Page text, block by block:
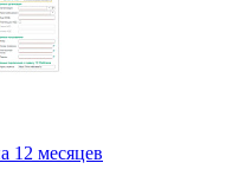
12 месяцев